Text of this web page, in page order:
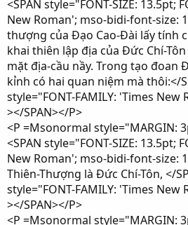
<SPAN style="FONT-SIZE: 13.5pt;
New Roman'; mso-bidi-font-size:
thượng của Đạo Cao-Đài lấy tính
khai thiên lập địa của Đức Chí-
mặt địa-cầu nầy. Trong tạo đoan
kỉnh có hai quan niệm mà thôi:</
style="FONT-FAMILY: 'Times New
></SPAN></P>
<P =Msonormal style="MARGIN:
<SPAN style="FONT-SIZE: 13.5pt;
New Roman'; mso-bidi-font-size:
Thiên-Thượng là Đức Chí-Tôn, </
style="FONT-FAMILY: 'Times New
></SPAN></P>
<P =Msonormal style="MARGIN: